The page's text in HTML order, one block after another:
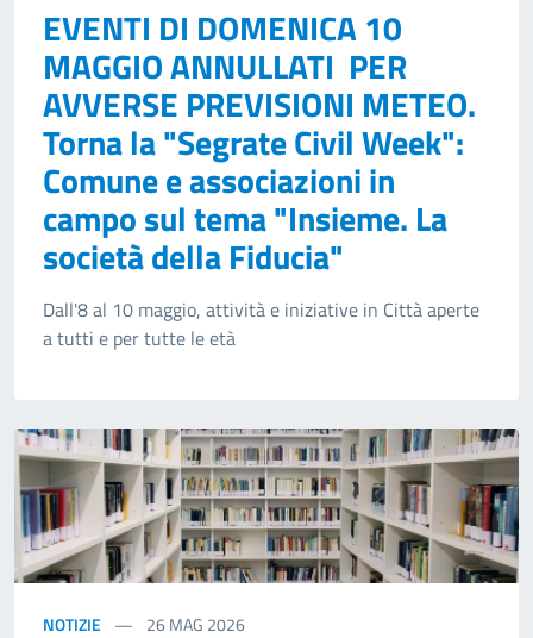
EVENTI DI DOMENICA 10
MAGGIO ANNULLATI PER
AVVERSE PREVISIONI METEO.
Torna la "Segrate Civil Week":
Comune e associazioni in
campo sul tema "Insieme. La
società della Fiducia"
Dall'8 al 10 maggio, attività e iniziative in Città aperte
a tutti e per tutte le età
NOTIZIE 26MAG 2026